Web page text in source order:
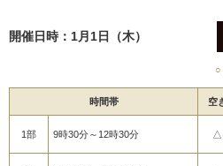
開催日時：1月1日（木）
○
時間帯 空
1部 9時30分～12時30分 △